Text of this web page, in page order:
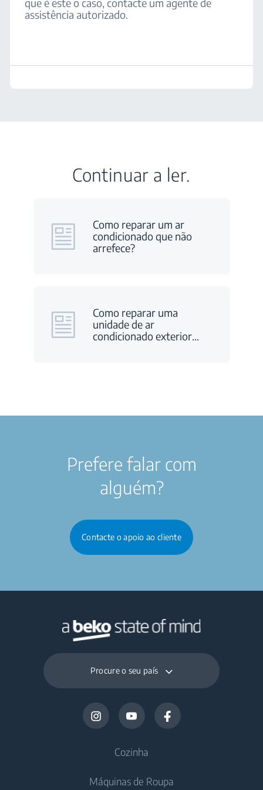
assistência autorizado.
Continuar a ler.
Como reparar um ar
condicionado que não
arrefece?
Como reparar uma
unidade de ar
condicionado exterior…
Prefere falar com
alguém?
Contacte o apoio ao cliente
Procure o seu país
Cozinha
Máquinas de Roupa